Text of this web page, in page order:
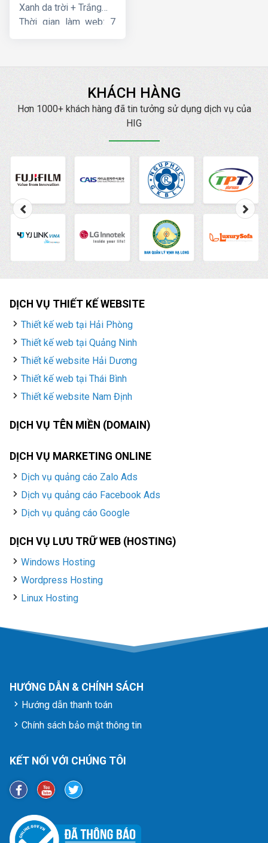
Xanh da trời + Trắng
Thời gian làm web: 7
KHÁCH HÀNG
Hơn 1000+ khách hàng đã tin tưởng sử dụng dịch vụ của
HIG
DỊCH VỤ THIẾT KẾ WEBSITE
Thiết kế web tại Hải Phòng
Thiết kế web tại Quảng Ninh
Thiết kế website Hải Dương
Thiết kế web tại Thái Bình
Thiết kế website Nam Định
DỊCH VỤ TÊN MIỀN (DOMAIN)
DỊCH VỤ MARKETING ONLINE
Dịch vụ quảng cáo Zalo Ads
Dịch vụ quảng cáo Facebook Ads
Dịch vụ quảng cáo Google
DỊCH VỤ LƯU TRỮ WEB (HOSTING)
Windows Hosting
Wordpress Hosting
Linux Hosting
HƯỚNG DẪN & CHÍNH SÁCH
Hướng dẫn thanh toán
Chính sách bảo mật thông tin
KẾT NỐI VỚI CHÚNG TÔI